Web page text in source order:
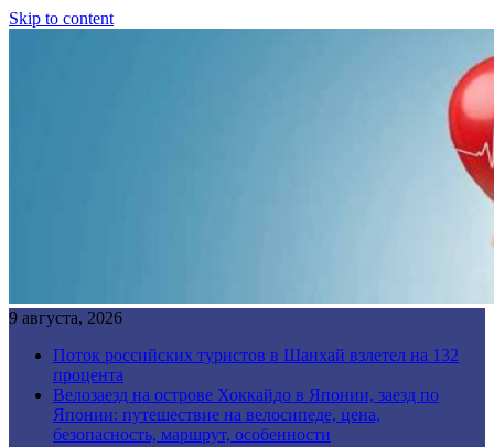
Skip to content
9 августа, 2026
Поток российских туристов в Шанхай взлетел на 132
процента
Велозаезд на острове Хоккайдо в Японии, заезд по
Японии: путешествие на велосипеде, цена,
безопасность, маршрут, особенности